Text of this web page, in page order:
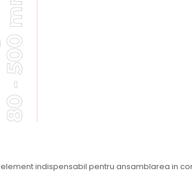
indispensabil pentru ansamblarea in